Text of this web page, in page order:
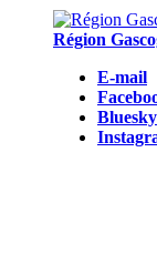
Région
E-mail
Bluesky